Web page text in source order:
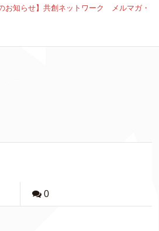
お知らせ】共創ネットワーク メルマガ・
0